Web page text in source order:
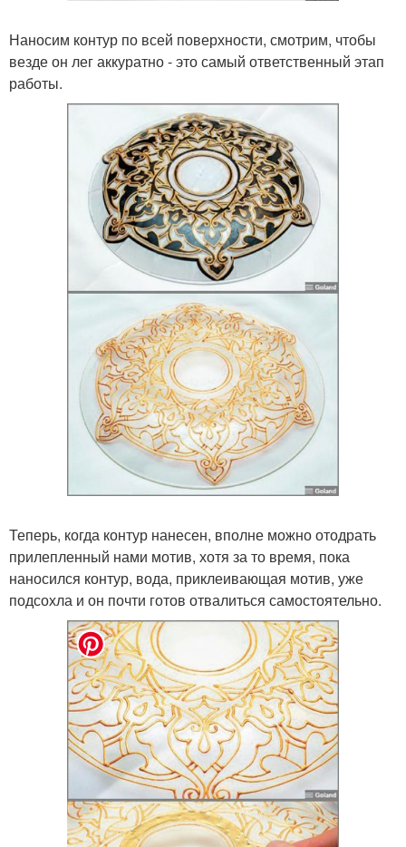
Наносим контур по всей поверхности, смотрим, чтобы
везде он лег аккуратно - это самый ответственный этап
работы.
Теперь, когда контур нанесен, вполне можно отодрать
прилепленный нами мотив, хотя за то время, пока
наносился контур, вода, приклеивающая мотив, уже
подсохла и он почти готов отвалиться самостоятельно.